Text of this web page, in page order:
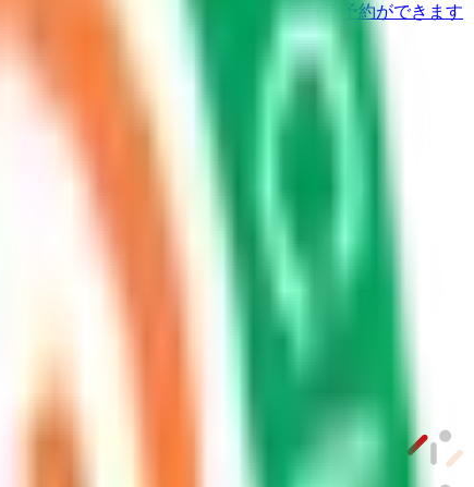
歯医者さんの対面診療予約・オンライン診療予約ができます